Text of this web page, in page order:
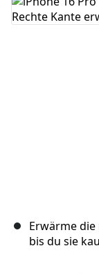
Erwärme
bis du sie